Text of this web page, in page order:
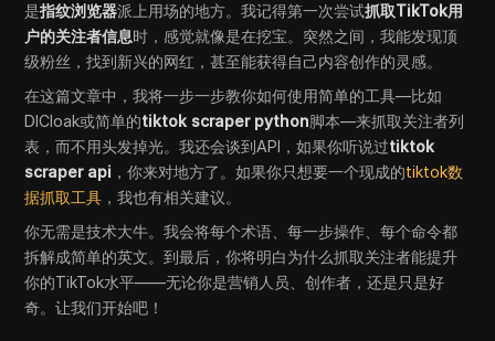
是指纹浏览器派上用场的地方。我记得第一次尝试抓取TikTok用
户的关注者信息时，感觉就像是在挖宝。突然之间，我能发现顶
级粉丝，找到新兴的网红，甚至能获得自己内容创作的灵感。
在这篇文章中，我将一步一步教你如何使用简单的工具—比如
DICloak或简单的tiktok scraper python脚本—来抓取关注者列
表，而不用头发掉光。我还会谈到API，如果你听说过tiktok
scraper api ，你来对地方了。如果你只想要一个现成的tiktok数
据抓取工具 ，我也有相关建议。
你无需是技术大牛。我会将每个术语、每一步操作、每个命令都
拆解成简单的英文。到最后，你将明白为什么抓取关注者能提升
你的TikTok水平——无论你是营销人员、创作者，还是只是好
奇。让我们开始吧！